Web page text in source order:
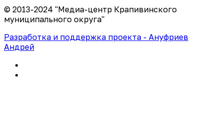
© 2013-2024 "Медиа-центр Крапивинского
муниципального округа"
Разработка и поддержка проекта - Ануфриев
Андрей